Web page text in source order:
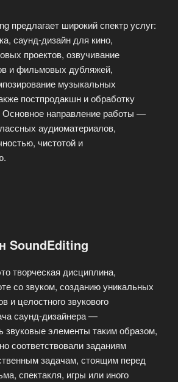
предлагает широкий спектр услуг:
саунд-дизайн для кино,
проектов, озвучивание
и фильмовых дубляжей,
музыкальных
постпродакшн и обработку
направление работы —
аудиоматериалов,
чистотой и
SoundEditing
творческая дисциплина,
со звуком, созданию уникальных
и целостного звукового
саунд-дизайнера —
звуковые элементы таким образом,
соответствовали заданиям
задачам, стоящим перед
спектакля, игры или иного